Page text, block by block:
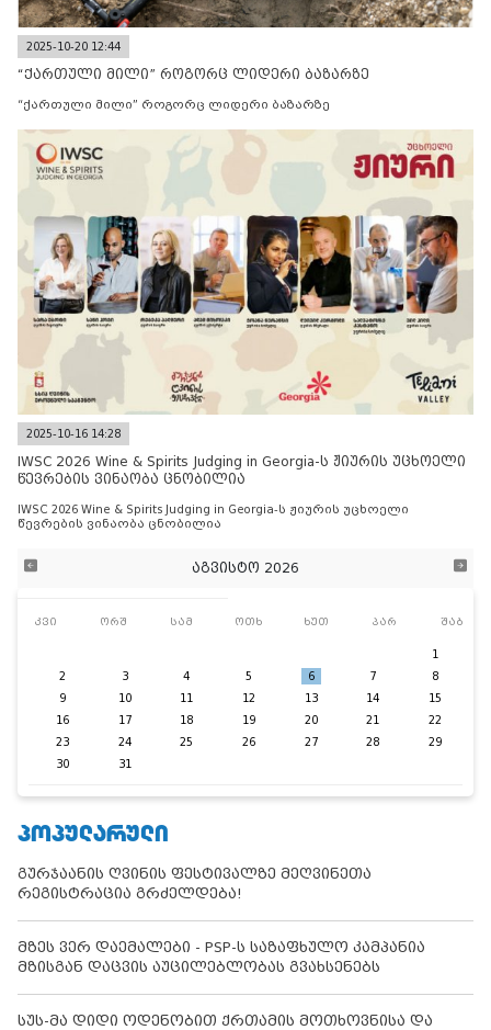
2025-10-20 12:44
“ქართული მილი” როგორც ლიდერი ბაზარზე
“ქართული მილი” როგორც ლიდერი ბაზარზე
2025-10-16 14:28
IWSC 2026 Wine & Spirits Judging in Georgia-ს ჟიურის უცხოელი
წევრების ვინაობა ცნობილია
IWSC 2026 Wine & Spirits Judging in Georgia-ს ჟიურის უცხოელი
წევრების ვინაობა ცნობილია
აგვისტო 2026
კვი ორშ სამ ოთხ ხუთ პარ შაბ
1
2
3 4 5 6 7
8
9
10 11 12 13 14
15
16
17 18 19 20 21
22
23
24 25 26 27 28
29
30
31
ᲞᲝᲞᲣᲚᲐᲠᲣᲚᲘ
გურჯაანის ღვინის ფესტივალზე მეღვინეთა
რეგისტრაცია გრძელდება!
მზეს ვერ დაემალები - PSP-ს საზაფხულო კამპანია
მზისგან დაცვის აუცილებლობას გვახსენებს
სუს-მა დიდი ოდენობით ქრთამის მოთხოვნისა და